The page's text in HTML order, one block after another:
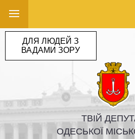
ТВІЙ
ОДЕСЬКОЇ
ДЛЯ ЛЮДЕЙ З
ВАДАМИ ЗОРУ